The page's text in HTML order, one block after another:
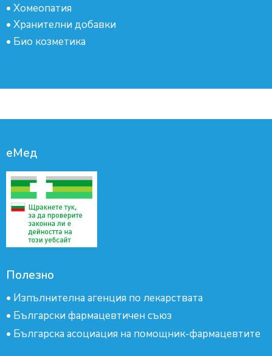
• Хомеопатия
• Хранителни добавки
• Био козметика
еМед
Полезно
• Изпълнителна агенция по лекарствата
• Български фармацевтичен съюз
• Българска асоциация на помощник-фармацевтите